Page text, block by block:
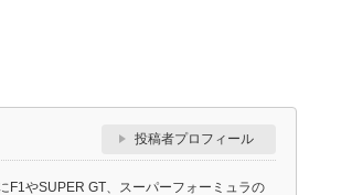
投稿者プロフィール
F1やSUPER GT、スーパーフォーミュラの